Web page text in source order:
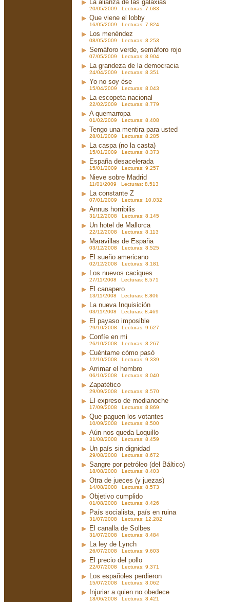
La alianza de las galaxias
20/05/2009 Lecturas: 7.683
Que viene el lobby
16/05/2009 Lecturas: 7.824
Los menéndez
08/05/2009 Lecturas: 8.253
Semáforo verde, semáforo rojo
07/05/2009 Lecturas: 8.904
La grandeza de la democracia
24/04/2009 Lecturas: 8.351
Yo no soy ése
15/04/2009 Lecturas: 8.043
La escopeta nacional
22/02/2009 Lecturas: 8.779
A quemarropa
01/02/2009 Lecturas: 8.408
Tengo una mentira para usted
28/01/2009 Lecturas: 8.285
La caspa (no la casta)
15/01/2009 Lecturas: 8.373
España desacelerada
15/01/2009 Lecturas: 9.257
Nieve sobre Madrid
11/01/2009 Lecturas: 8.513
La constante Z
07/01/2009 Lecturas: 10.032
Annus horribilis
31/12/2008 Lecturas: 8.145
Un hotel de Mallorca
22/12/2008 Lecturas: 8.113
Maravillas de España
03/12/2008 Lecturas: 8.525
El sueño americano
02/12/2008 Lecturas: 8.181
Los nuevos caciques
27/11/2008 Lecturas: 8.571
El canapero
13/11/2008 Lecturas: 8.806
La nueva Inquisición
03/11/2008 Lecturas: 8.469
El payaso imposible
29/10/2008 Lecturas: 9.627
Confíe en mi
26/10/2008 Lecturas: 8.267
Cuéntame cómo pasó
12/10/2008 Lecturas: 9.339
Arrimar el hombro
06/10/2008 Lecturas: 8.040
Zapatético
29/09/2008 Lecturas: 8.570
El expreso de medianoche
17/09/2008 Lecturas: 8.869
Que paguen los votantes
10/09/2008 Lecturas: 8.500
Aún nos queda Loquillo
31/08/2008 Lecturas: 8.459
Un país sin dignidad
29/08/2008 Lecturas: 8.672
Sangre por petróleo (del Báltico)
18/08/2008 Lecturas: 8.403
Otra de jueces (y juezas)
14/08/2008 Lecturas: 8.573
Objetivo cumplido
01/08/2008 Lecturas: 8.426
País socialista, país en ruina
31/07/2008 Lecturas: 12.282
El canalla de Solbes
31/07/2008 Lecturas: 8.484
La ley de Lynch
26/07/2008 Lecturas: 9.603
El precio del pollo
22/07/2008 Lecturas: 9.371
Los españoles perdieron
15/07/2008 Lecturas: 8.062
Injuriar a quien no obedece
18/06/2008 Lecturas: 8.421